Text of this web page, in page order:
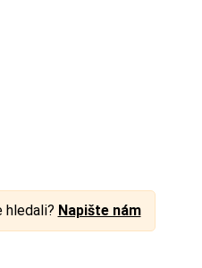
hledali? Napište nám